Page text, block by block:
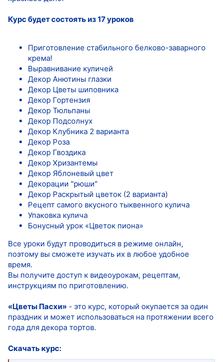
Курс будет состоять из 17 уроков
Приготовление стабильного белково-заварного
крема!
Выравнивание куличей
Декор Анютины глазки
Декор Цветы шиповника
Декор Гортензия
Декор Тюльпаны
Декор Подсолнух
Декор Клубника 2 варианта
Декор Роза
Декор Гвоздика
Декор Хризантемы
Декор Яблоневый цвет
Декорации "рюши"
Декор Раскрытый цветок (2 варианта)
Рецепт самого вкусного тыквенного кулича
Упаковка кулича
Бонусный урок «Цветок пиона»
Все уроки будут проводиться в режиме онлайн,
поэтому вы сможете изучать их в любое удобное
время.
Вы получите доступ к видеоурокам, рецептам,
инструкциям по приготовлению.
«Цветы Пасхи» - это курс, который окупается за один
праздник и может использоваться на протяжении всего
года для декора тортов.
Скачать курс: